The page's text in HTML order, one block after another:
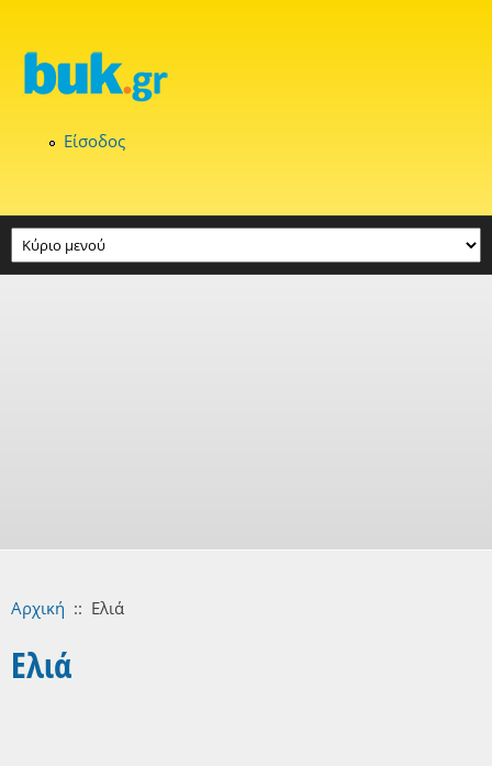
Είσοδος
Αρχική :: Ελιά
Ελιά